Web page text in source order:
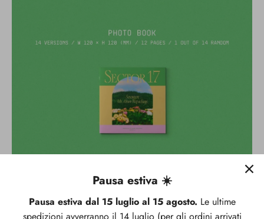
Pausa estiva ☀️
Pausa estiva dal 15 luglio al 15 agosto. Le ultime